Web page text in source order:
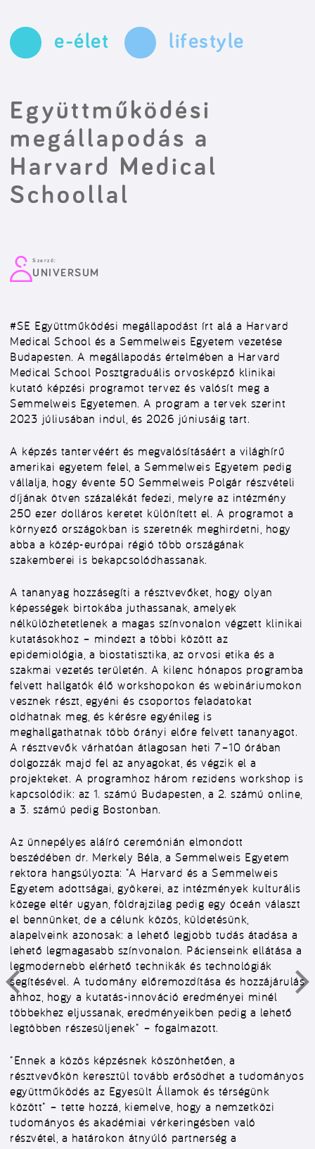
e-élet lifestyle
Együttműködési
megállapodás a
Harvard Medical
Schoollal
Szerző:
UNIVERSUM
#SE Együttműködési megállapodást írt alá a Harvard
Medical School és a Semmelweis Egyetem vezetése
Budapesten. A megállapodás értelmében a Harvard
Medical School Posztgraduális orvosképző klinikai
kutató képzési programot tervez és valósít meg a
Semmelweis Egyetemen. A program a tervek szerint
2023 júliusában indul, és 2026 júniusáig tart.
A képzés tantervéért és megvalósításáért a világhírű
amerikai egyetem felel, a Semmelweis Egyetem pedig
vállalja, hogy évente 50 Semmelweis Polgár részvételi
díjának ötven százalékát fedezi, melyre az intézmény
250 ezer dolláros keretet különített el. A programot a
környező országokban is szeretnék meghirdetni, hogy
abba a közép-európai régió több országának
szakemberei is bekapcsolódhassanak.
A tananyag hozzásegíti a résztvevőket, hogy olyan
képességek birtokába juthassanak, amelyek
nélkülözhetetlenek a magas színvonalon végzett klinikai
kutatásokhoz – mindezt a többi között az
epidemiológia, a biostatisztika, az orvosi etika és a
szakmai vezetés területén. A kilenc hónapos programba
felvett hallgatók élő workshopokon és webináriumokon
vesznek részt, egyéni és csoportos feladatokat
oldhatnak meg, és kérésre egyénileg is
meghallgathatnak több órányi előre felvett tananyagot.
A résztvevők várhatóan átlagosan heti 7–10 órában
dolgozzák majd fel az anyagokat, és végzik el a
projekteket. A programhoz három rezidens workshop is
kapcsolódik: az 1. számú Budapesten, a 2. számú online,
a 3. számú pedig Bostonban.
Az ünnepélyes aláíró ceremónián elmondott
beszédében dr. Merkely Béla, a Semmelweis Egyetem
rektora hangsúlyozta: “A Harvard és a Semmelweis
Egyetem adottságai, gyökerei, az intézmények kulturális
közege eltér ugyan, földrajzilag pedig egy óceán választ
el bennünket, de a célunk közös, küldetésünk,
alapelveink azonosak: a lehető legjobb tudás átadása a
lehető legmagasabb színvonalon. Pácienseink ellátása a
legmodernebb elérhető technikák és technológiák
segítésével. A tudomány előremozdítása és hozzájárulás
ahhoz, hogy a kutatás-innováció eredményei minél
többekhez eljussanak, eredményeikben pedig a lehető
legtöbben részesüljenek” – fogalmazott.
“Ennek a közös képzésnek köszönhetően, a
résztvevőkön keresztül tovább erősödhet a tudományos
együttműködés az Egyesült Államok és térségünk
között” – tette hozzá, kiemelve, hogy a nemzetközi
tudományos és akadémiai vérkeringésben való
részvétel, a határokon átnyúló partnerség a